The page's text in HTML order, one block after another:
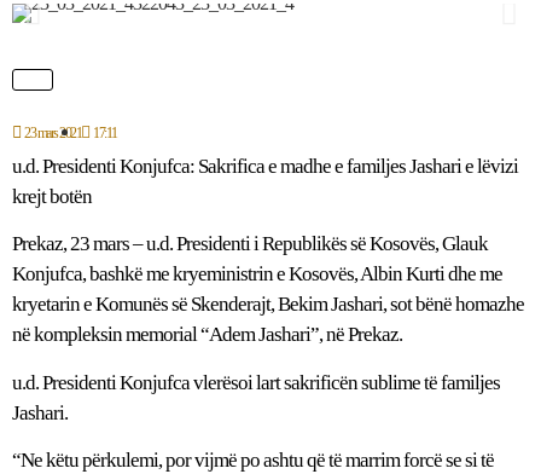
23 mars 2021 17:11
u.d. Presidenti Konjufca: Sakrifica e madhe e familjes Jashari e lëvizi
krejt botën
Prekaz, 23 mars – u.d. Presidenti i Republikës së Kosovës, Glauk
Konjufca, bashkë me kryeministrin e Kosovës, Albin Kurti dhe me
kryetarin e Komunës së Skenderajt, Bekim Jashari, sot bënë homazhe
në kompleksin memorial “Adem Jashari”, në Prekaz.
u.d. Presidenti Konjufca vlerësoi lart sakrificën sublime të familjes
Jashari.
“Ne këtu përkulemi, por vijmë po ashtu që të marrim forcë se si të